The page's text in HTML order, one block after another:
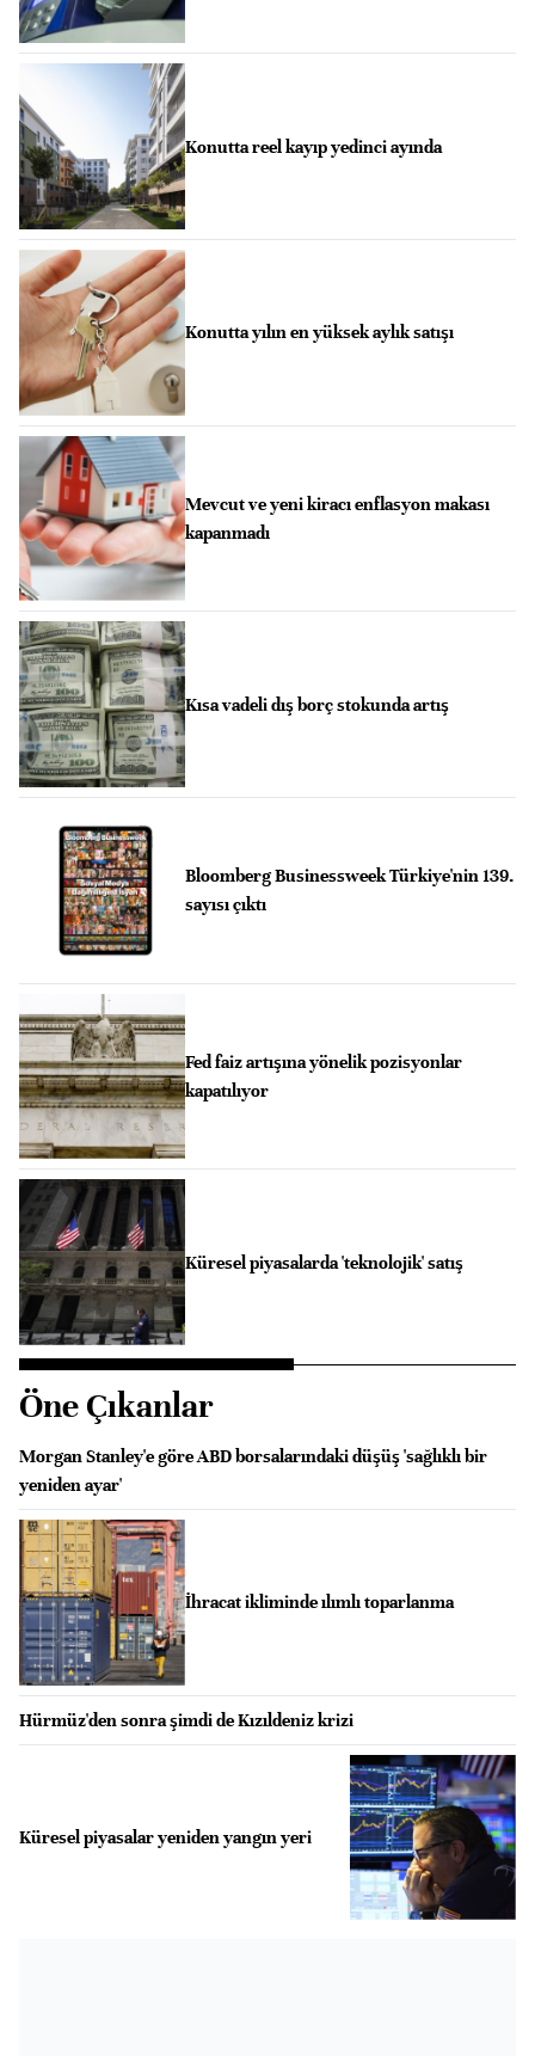
Konutta reel kayıp yedinci ayında
Konutta yılın en yüksek aylık satışı
Mevcut ve yeni kiracı enflasyon makası
kapanmadı
Kısa vadeli dış borç stokunda artış
Bloomberg Businessweek Türkiye'nin 139.
sayısı çıktı
Fed faiz artışına yönelik pozisyonlar
kapatılıyor
Küresel piyasalarda 'teknolojik' satış
Öne Çıkanlar
Morgan Stanley'e göre ABD borsalarındaki düşüş 'sağlıklı bir
yeniden ayar'
İhracat ikliminde ılımlı toparlanma
Hürmüz'den sonra şimdi de Kızıldeniz krizi
Küresel piyasalar yeniden yangın yeri